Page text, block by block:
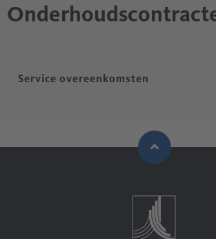
Service overeenkomsten
overeenkomsten voor klanten aan, waarbij
wordt gehecht aan de rentabiliteit en
overeengekomen periode willen calculeren.
Onze service overeenkomsten worden